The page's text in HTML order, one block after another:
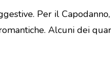
Per il
Alcuni dei